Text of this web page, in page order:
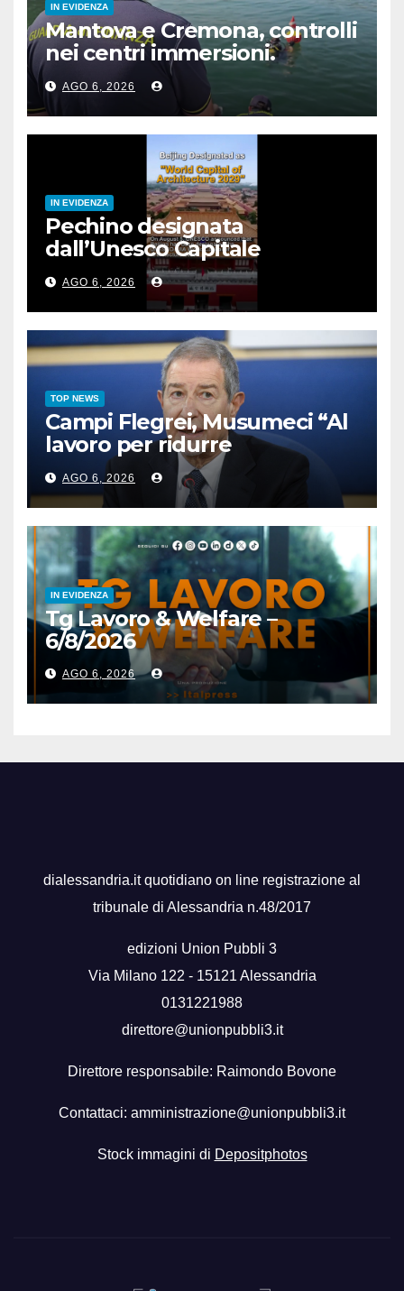
IN EVIDENZA
Mantova e Cremona, controlli
nei centri immersioni.
Sanzioni per 90 mila euro
AGO 6, 2026
IN EVIDENZA
Pechino designata
dall’Unesco Capitale
mondiale dell’architettura
2029
AGO 6, 2026
TOP NEWS
Campi Flegrei, Musumeci “Al
lavoro per ridurre
l’esposizione al rischio”
AGO 6, 2026
IN EVIDENZA
Tg Lavoro & Welfare –
6/8/2026
AGO 6, 2026
dialessandria.it quotidiano on line registrazione al
tribunale di Alessandria n.48/2017
edizioni Union Pubbli 3
Via Milano 122 - 15121 Alessandria
0131221988
direttore@unionpubbli3.it
Direttore responsabile: Raimondo Bovone
Contattaci: amministrazione@unionpubbli3.it
Stock immagini di Depositphotos